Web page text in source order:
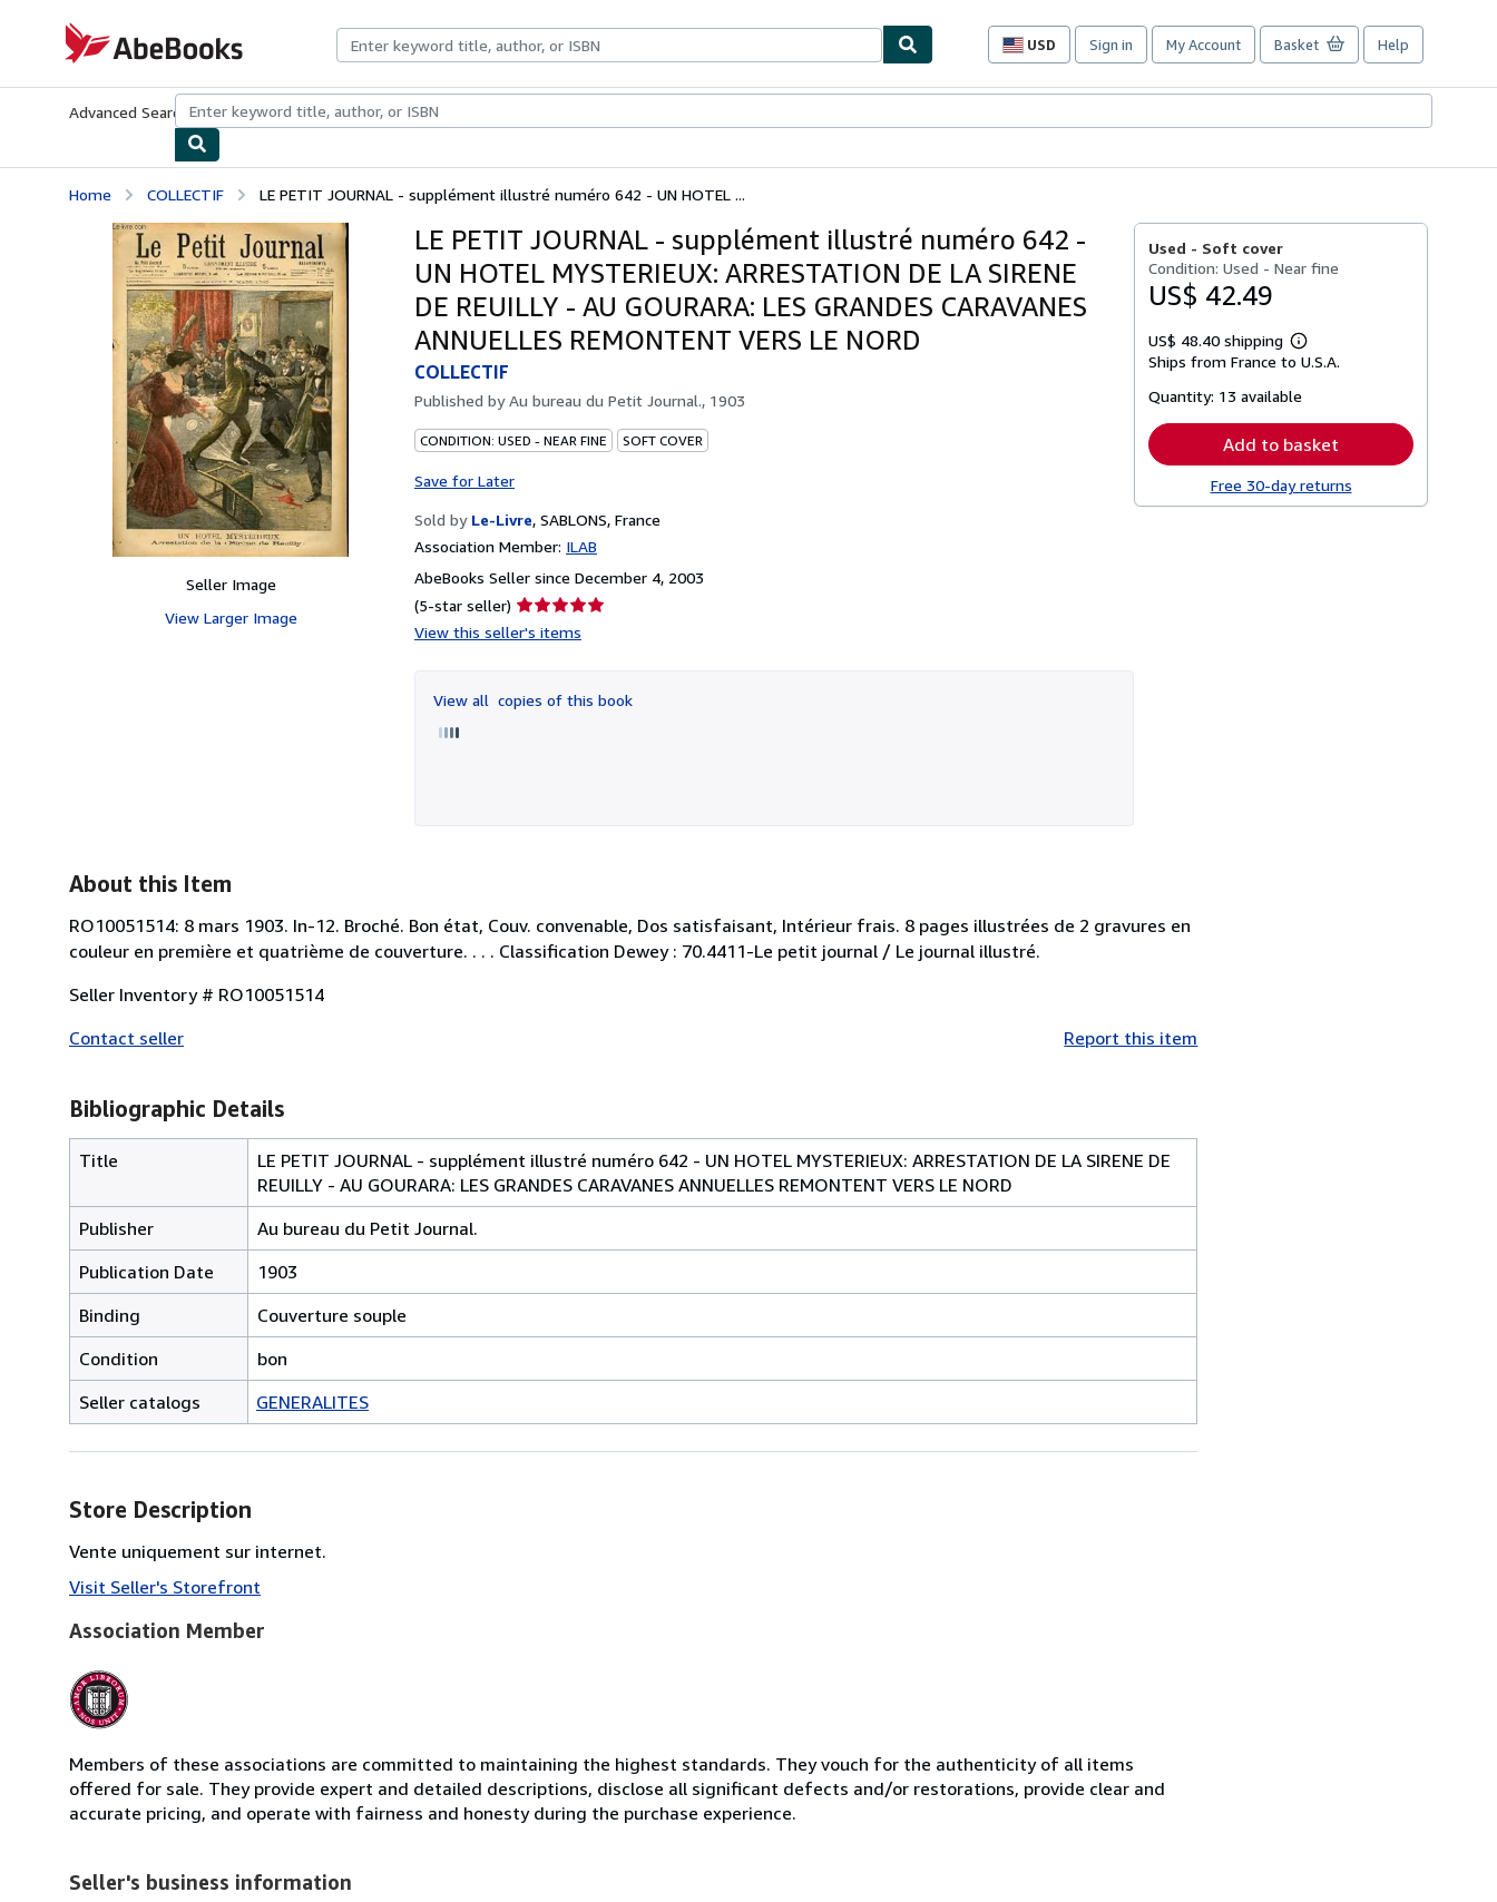
AbeBooks.com
USD
Site
preferences
Sign in My Account Basket Help
Advanced Search Browse CollectionsRare BooksArt & Collectibles
Home COLLECTIF LE PETIT JOURNAL - supplément illustré numéro 642 - UN HOTEL ...
Seller Image
View Larger Image
LE PETIT JOURNAL - supplément illustré numéro 642 -
UN HOTEL MYSTERIEUX: ARRESTATION DE LA SIRENE
DE REUILLY - AU GOURARA: LES GRANDES CARAVANES
ANNUELLES REMONTENT VERS LE NORD
COLLECTIF
Published byAu bureau du Petit Journal., 1903
CONDITION: USED - NEAR FINE SOFT COVER
Save for Later
Sold by Le-Livre, SABLONS, France
Association Member: ILAB
AbeBooks Seller since December 4, 2003
(5-star seller) Seller
rating
of
5
View this seller's items
View all copies of this book
Used - Soft cover
Condition: Used - Near fine
US$ 42.49
US$ 48.40 shipping
Learn
more
shipping
Ships from France to U.S.A.
Quantity: 13 available
Add to basket
Free 30-day returns
About this Item
RO10051514: 8 mars 1903. In-12. Broché. Bon état, Couv. convenable, Dos satisfaisant, Intérieur frais. 8 pages illustrées de 2 gravures en
couleur en première et quatrième de couverture. . . . Classification Dewey : 70.4411-Le petit journal / Le journal illustré.
Seller Inventory # RO10051514
Contact seller
Report this item
Bibliographic Details
Title
LE PETIT JOURNAL - supplément illustré numéro 642 - UN HOTEL MYSTERIEUX: ARRESTATION DE LA SIRENE DE
REUILLY - AU GOURARA: LES GRANDES CARAVANES ANNUELLES REMONTENT VERS LE NORD
Publisher
Au bureau du Petit Journal.
Publication Date
1903
Binding
Couverture souple
Condition
bon
Seller catalogs
GENERALITES
Store Description
Vente uniquement sur internet.
Visit Seller's Storefront
Association Member
Members of these associations are committed to maintaining the highest standards. They vouch for the authenticity of all items
offered for sale. They provide expert and detailed descriptions, disclose all significant defects and/or restorations, provide clear and
accurate pricing, and operate with fairness and honesty during the purchase experience.
Seller's business information